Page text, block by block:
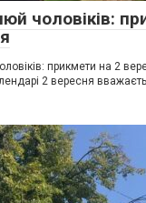
чоловіків:
прикмети на 2
2 вересня